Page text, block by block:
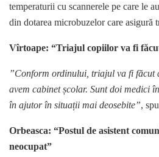
temperaturii cu scannerele pe care le
din dotarea microbuzelor care asigură
Vîrtoape: “Triajul copiilor va fi
”Conform ordinului, triajul va fi făcut
avem cabinet școlar. Sunt doi medici
în ajutor în situații mai deosebite”,
Orbeasca: “Postul de asistent
neocupat”